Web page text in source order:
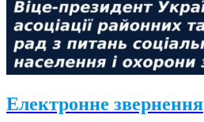
Електронне звернення